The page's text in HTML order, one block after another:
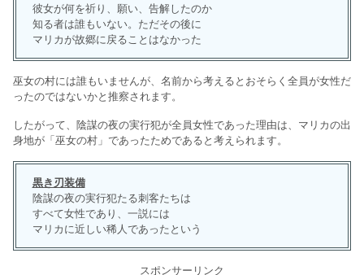
彼女が何を祈り、願い、告解したのか
知る者は誰もいない。ただその後に
マリカが故郷に戻ることはなかった
巫女の村には誰もいませんが、名前から考えるとおそらく全員が女性だ
ったのではないかと推察されます。
したがって、陰謀の夜の実行犯が全員女性であった理由は、マリカの出
身地が「巫女の村」であったためであると考えられます。
黒き刃装備
陰謀の夜の実行犯たる刺客たちは
すべて女性であり、一説には
マリカに近しい稀人であったという
スポンサーリンク